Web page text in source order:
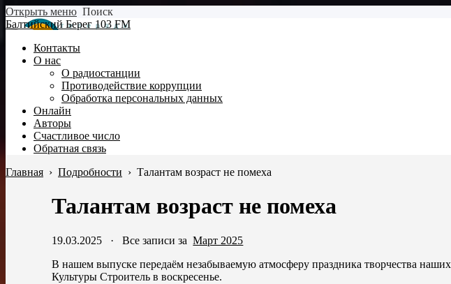
Открыть меню Поиск
Балтийский Берег 103 FM
Контакты
О нас
О радиостанции
Противодействие коррупции
Обработка персональных данных
Онлайн
Авторы
Счастливое число
Обратная связь
Главная › Подробности › Талантам возраст не помеха
Талантам возраст не помеха
19.03.2025 ·Все записи заМарт 2025
В нашем выпуске передаём незабываемую атмосферу праздника творчества
Культуры Строитель в воскресенье.